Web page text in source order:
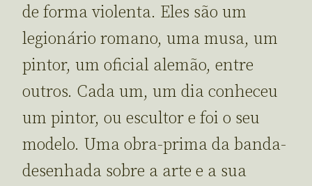
de forma violenta. Eles são um
legionário romano, uma musa, um
pintor, um oficial alemão, entre
outros. Cada um, um dia conheceu
um pintor, ou escultor e foi o seu
modelo. Uma obra-prima da banda-
desenhada sobre a arte e a sua